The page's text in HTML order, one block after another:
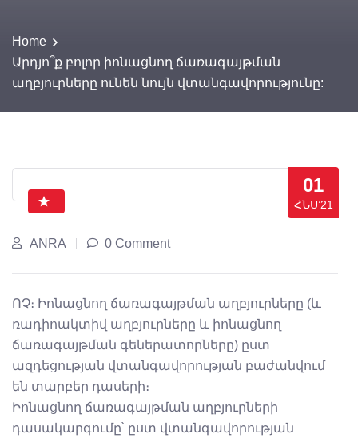
Home
Արդյո՞ք բոլոր իոնացնող ճառագայթման
աղբյուրները ունեն նույն վտանգավորությունը:
01
ՀՆՍ’21
ANRA 0 Comment
ՈՉ։ Իոնացնող ճառագայթման աղբյուրները (և
ռադիոակտիվ աղբյուրները և իոնացնող
ճառագայթման գեներատորները) ըստ
ազդեցության վտանգավորության բաժանվում
են տարբեր դասերի։
Իոնացնող ճառագայթման աղբյուրների
դասակարգումը՝ ըստ վտանգավորության